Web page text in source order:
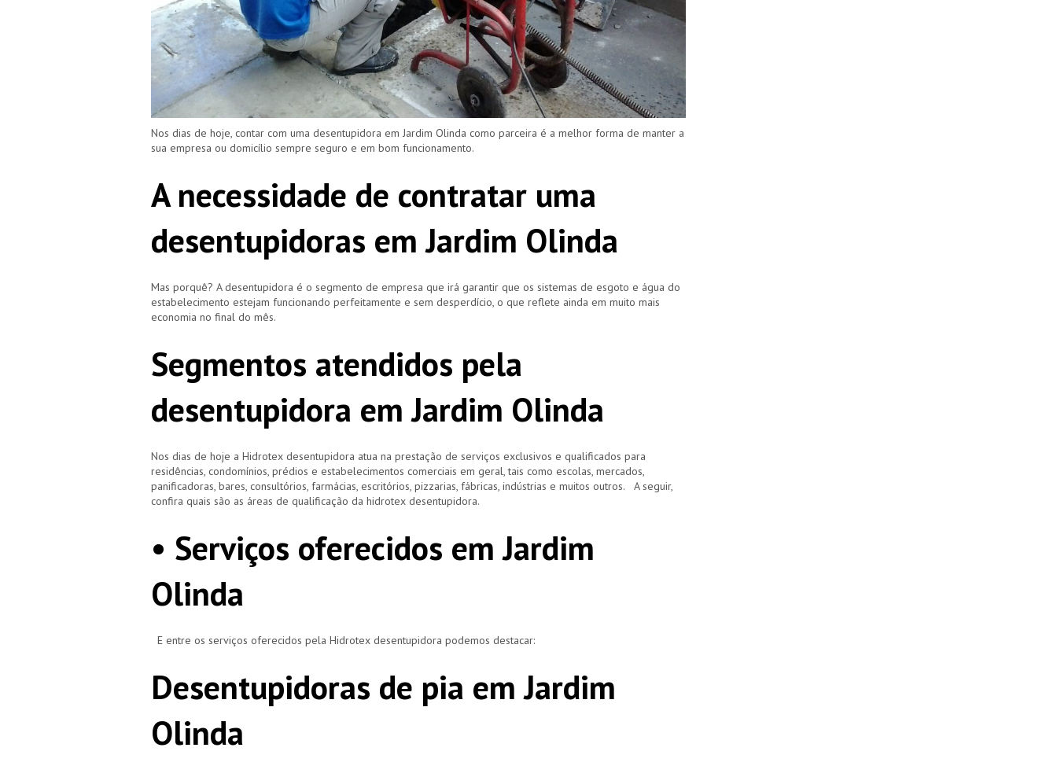
Nos dias de hoje, contar com uma desentupidora em Jardim Olinda como parceira é a melhor forma de manter a
sua empresa ou domicílio sempre seguro e em bom funcionamento.
A necessidade de contratar uma
desentupidoras em Jardim Olinda
Mas porquê? A desentupidora é o segmento de empresa que irá garantir que os sistemas de esgoto e água do
estabelecimento estejam funcionando perfeitamente e sem desperdício, o que reflete ainda em muito mais
economia no final do mês.
Segmentos atendidos pela
desentupidora em Jardim Olinda
Nos dias de hoje a Hidrotex desentupidora atua na prestação de serviços exclusivos e qualificados para
residências, condomínios, prédios e estabelecimentos comerciais em geral, tais como escolas, mercados,
panificadoras, bares, consultórios, farmácias, escritórios, pizzarias, fábricas, indústrias e muitos outros. A seguir,
confira quais são as áreas de qualificação da hidrotex desentupidora.
• Serviços oferecidos em Jardim
Olinda
E entre os serviços oferecidos pela Hidrotex desentupidora podemos destacar:
Desentupidoras de pia em Jardim
Olinda